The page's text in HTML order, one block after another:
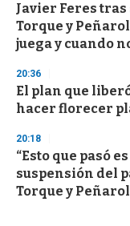
Javier Feres
Torque y
juega y cuando
20:36
El plan que
hacer florecer
20:18
“Esto que pasó
suspensión del
Torque y Peñarol